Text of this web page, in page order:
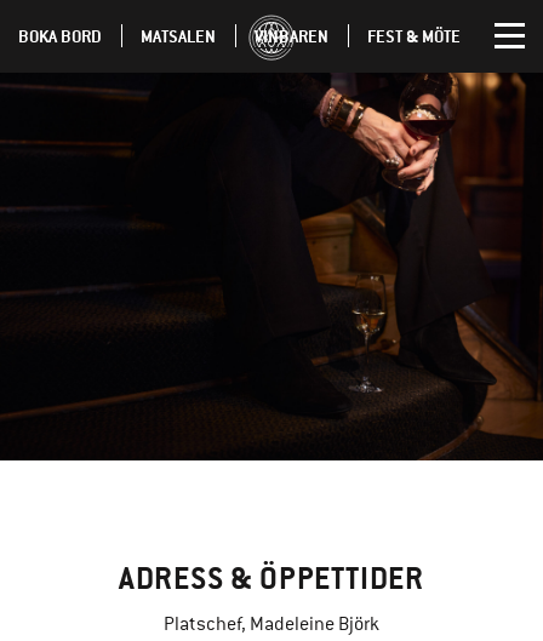
BOKA BORD MATSALEN VINBAREN FEST & MÖTE
ADRESS & ÖPPETTIDER
Platschef, Madeleine Björk